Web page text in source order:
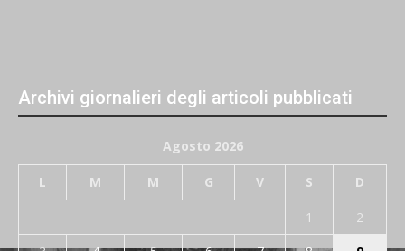
Archivi giornalieri degli articoli pubblicati
Agosto 2026
L M M G V S D
1
2